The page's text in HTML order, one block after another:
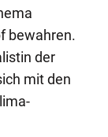
bewahren.
der
mit den